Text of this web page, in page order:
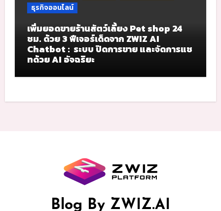
ธุรกิจออนไลน์
เพิ่มยอดขายร้านสัตว์เลี้ยง Pet shop 24
ชม. ด้วย 3 ฟีเจอร์เด็ดจาก ZWIZ AI
Chatbot : ระบบ ปิดการขาย และจัดการแช
ทด้วย AI อัจฉริยะ
Blog By ZWIZ.AI